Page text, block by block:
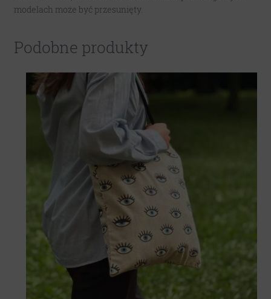
modelach może być przesunięty.
Podobne produkty